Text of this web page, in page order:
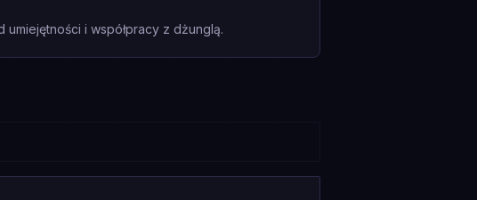
i współpracy z dżunglą.